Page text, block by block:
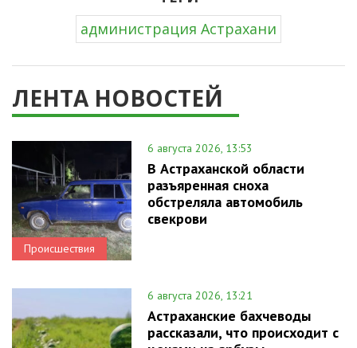
администрация Астрахани
ЛЕНТА НОВОСТЕЙ
Происшествия
6 августа 2026, 13:53
В Астраханской области
разъяренная сноха
обстреляла автомобиль
свекрови
6 августа 2026, 13:21
Астраханские бахчеводы
рассказали, что происходит с